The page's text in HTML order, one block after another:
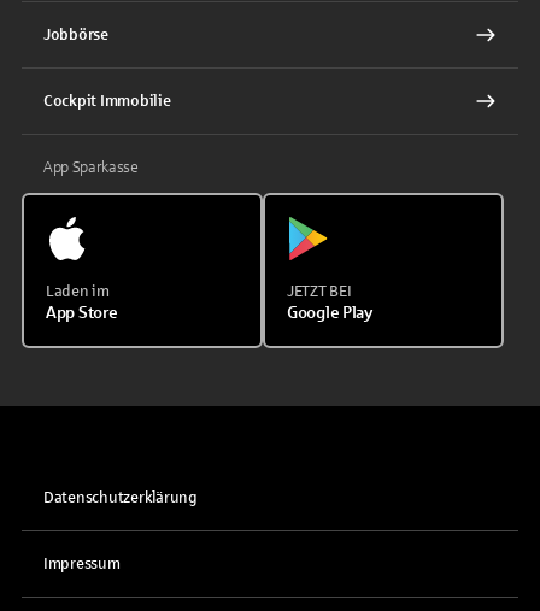
Jobbörse
Cockpit Immobilie
App Sparkasse
Laden im
App Store
JETZT BEI
Google Play
Datenschutzerklärung
Impressum